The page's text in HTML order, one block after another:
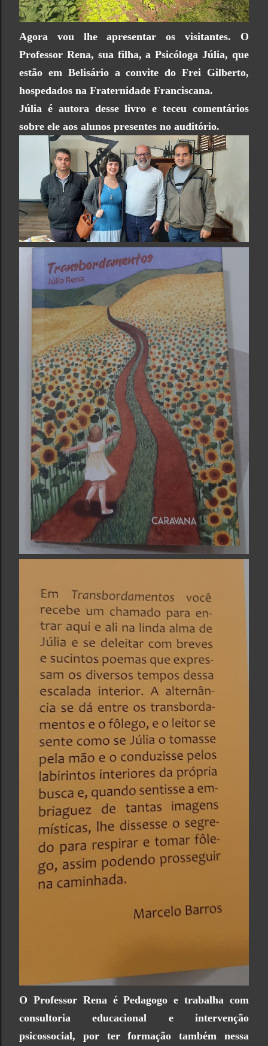
Agora vou lhe apresentar os visitantes. O
Professor Rena, sua filha, a Psicóloga Júlia, que
estão em Belisário a convite do Frei Gilberto,
hospedados na Fraternidade Franciscana.
Júlia é autora desse livro e teceu comentários
sobre ele aos alunos presentes no auditório.
O Professor Rena é Pedagogo e trabalha com
consultoria educacional e intervenção
psicossocial, por ter formação também nessa